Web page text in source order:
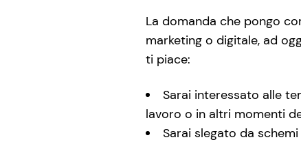
La domanda che pongo
marketing o digitale, ad
ti piace:
Sarai interessato alle
lavoro o in altri momenti
Sarai slegato da